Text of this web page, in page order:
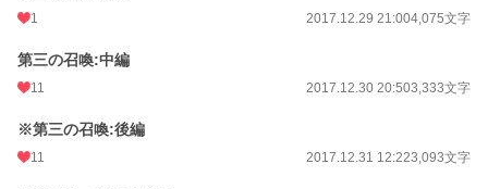
1 2017.12.29 21:004,075文字
第三の召喚:中編
11 2017.12.30 20:503,333文字
※第三の召喚:後編
11 2017.12.31 12:223,093文字